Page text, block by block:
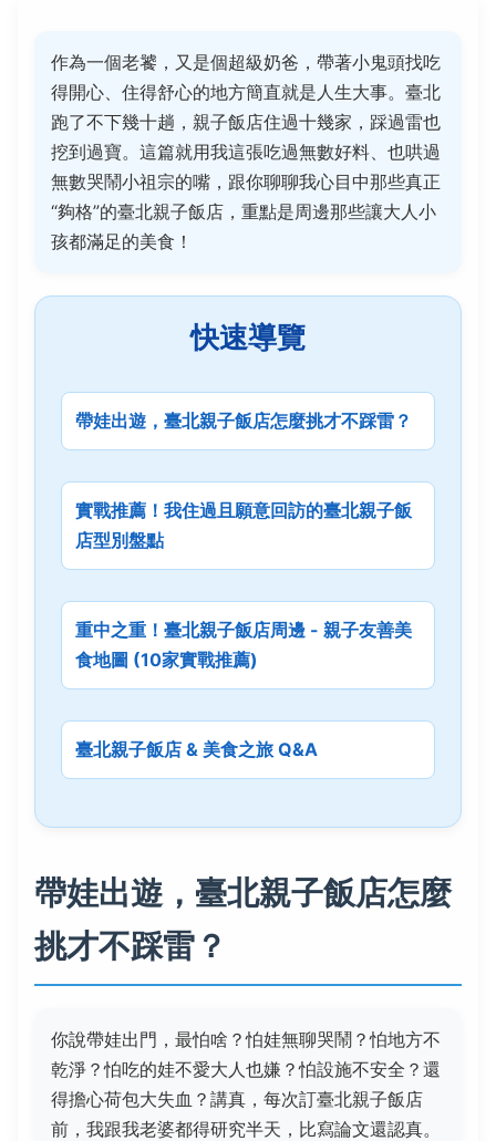
作為一個老饕，又是個超級奶爸，帶著小鬼頭找吃
得開心、住得舒心的地方簡直就是人生大事。臺北
跑了不下幾十趟，親子飯店住過十幾家，踩過雷也
挖到過寶。這篇就用我這張吃過無數好料、也哄過
無數哭鬧小祖宗的嘴，跟你聊聊我心目中那些真正
“夠格”的臺北親子飯店，重點是周邊那些讓大人小
孩都滿足的美食！
快速導覽
帶娃出遊，臺北親子飯店怎麼挑才不踩雷？
實戰推薦！我住過且願意回訪的臺北親子飯
店型別盤點
重中之重！臺北親子飯店周邊 - 親子友善美
食地圖 (10家實戰推薦)
臺北親子飯店 & 美食之旅 Q&A
帶娃出遊，臺北親子飯店怎麼
挑才不踩雷？
你說帶娃出門，最怕啥？怕娃無聊哭鬧？怕地方不
乾淨？怕吃的娃不愛大人也嫌？怕設施不安全？還
得擔心荷包大失血？講真，每次訂臺北親子飯店
前，我跟我老婆都得研究半天，比寫論文還認真。